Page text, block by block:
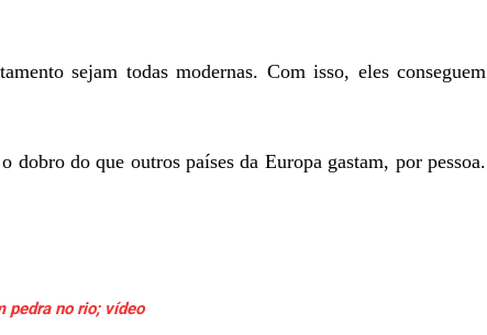
sejam todas modernas. Com isso, eles conseguem
dobro do que outros países da Europa gastam, por pessoa.
pedra no rio; vídeo